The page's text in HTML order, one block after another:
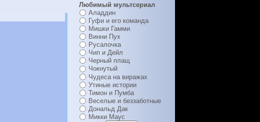
Любимый мультсериал
Аладдин
Гуфи и его команда
Мишки Гамми
Винни Пух
Русалочка
Чип и Дейл
Черный плащ
Чокнутый
Чудеса на виражах
Утиные истории
Тимон и Пумба
Веселые и беззаботные
Дональд Дак
Микки Маус